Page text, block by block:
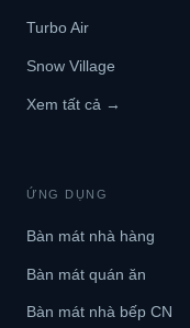
Turbo Air
Snow Village
Xem tất cả →
ỨNG DỤNG
Bàn mát nhà hàng
Bàn mát quán ăn
Bàn mát nhà bếp CN